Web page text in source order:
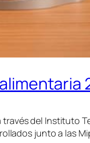
través del Instituto
junto a las